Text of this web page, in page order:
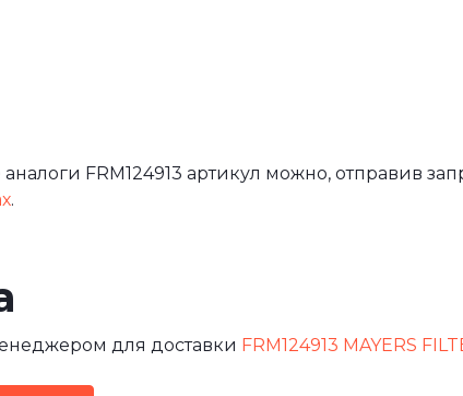
FRM124913 артикул можно, отправив
.
для доставки FRM124913 MAYERS